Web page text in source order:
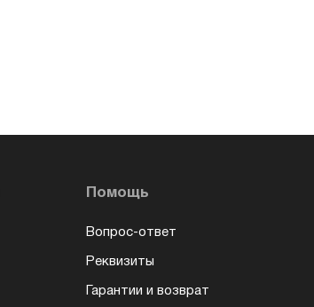
Помощь
Вопрос-ответ
Реквизиты
Гарантии и возврат